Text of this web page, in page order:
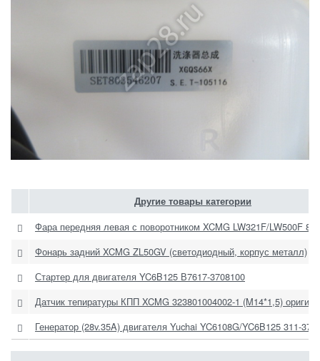
Другие товары категории
Фара передняя левая с поворотником XCMG LW321F/LW500F
Фонарь задний XCMG ZL50GV (светодиодный, корпус металл)
Стартер для двигателя YC6B125 В7617-3708100
Датчик тепиратуры КПП XCMG 323801004002-1 (M14*1,5)
Генератор (28v.35A) двигателя Yuchai YC6108G/YC6B125 311-